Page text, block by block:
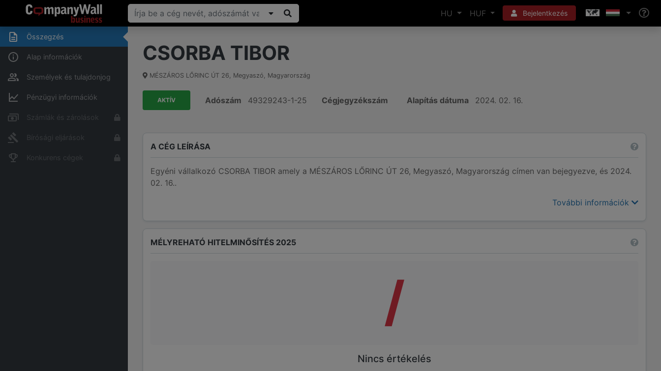
HU HUF Bejelentkezés
Összegzés
Alap információk
Személyek és tulajdonjog
Pénzügyi információk
Számlák és zárolások
Bírósági eljárások
Konkurens cégek
CSORBA TIBOR
MÉSZÁROS LŐRINC ÚT 26, Megyaszó, Magyarország
AKTÍV Adószám 49329243-1-25 Cégjegyzékszám Alapítás dátuma 2024. 02. 16.
A CÉG LEÍRÁSA
Egyéni vállalkozó CSORBA TIBOR amely a MÉSZÁROS LŐRINC ÚT 26, Megyaszó, Magyarország címen van bejegyezve, és 2024.
02. 16..
További információk
MÉLYREHATÓ HITELMINŐSÍTÉS 2025
/
Nincs értékelés